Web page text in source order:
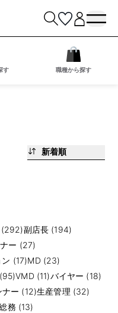
す 職種から探す
新着順
(292)副店長 (194)
ー (27)
(17)MD (23)
VMD (11)バイヤー (18)
ナー (12)生産管理 (32)
務 (13)